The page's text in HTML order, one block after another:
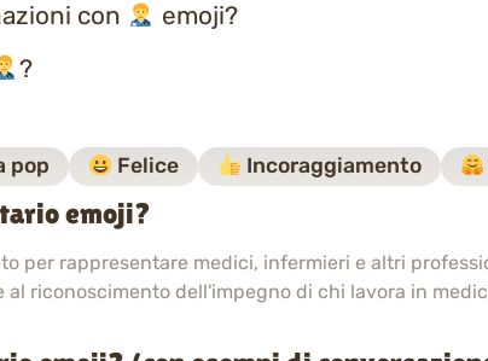
con
emoji?
?
pop Felice Incoraggiamento
emoji?
per rappresentare medici, infermieri e altri
al riconoscimento dell'impegno di chi lavora in